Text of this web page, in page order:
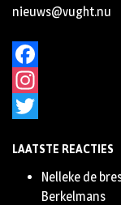
nieuws@vught.nu
Facebook
Instagram
LAATSTE REACTIES
Nelleke de
Berkelmans